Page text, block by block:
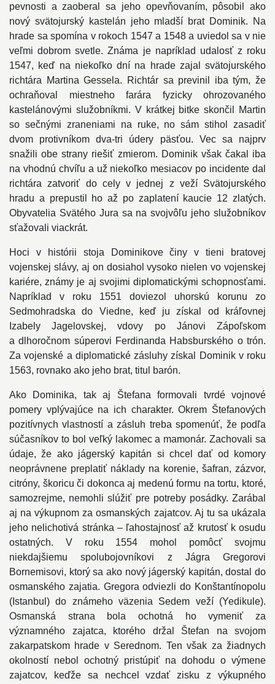
pevnosti a zaoberal sa jeho opevňovaním, pôsobil ako
nový svätojurský kastelán jeho mladší brat Dominik. Na
hrade sa spomína v rokoch 1547 a 1548 a uviedol sa v nie
veľmi dobrom svetle. Známa je napríklad udalosť z roku
1547, keď na niekoľko dní na hrade zajal svätojurského
richtára Martina Gessela. Richtár sa previnil iba tým, že
ochraňoval miestneho farára fyzicky ohrozovaného
kastelánovými služobníkmi. V krátkej bitke skončil Martin
so sečnými zraneniami na ruke, no sám stihol zasadiť
dvom protivníkom dva-tri údery päsťou. Vec sa najprv
snažili obe strany riešiť zmierom. Dominik však čakal iba
na vhodnú chvíľu a už niekoľko mesiacov po incidente dal
richtára zatvoriť do cely v jednej z veží Svätojurského
hradu a prepustil ho až po zaplatení kaucie 12 zlatých.
Obyvatelia Svätého Jura sa na svojvôľu jeho služobníkov
sťažovali viackrát.
Hoci v histórii stoja Dominikove činy v tieni bratovej
vojenskej slávy, aj on dosiahol vysoko nielen vo vojenskej
kariére, známy je aj svojimi diplomatickými schopnosťami.
Napríklad v roku 1551 doviezol uhorskú korunu zo
Sedmohradska do Viedne, keď ju získal od kráľovnej
Izabely Jagelovskej, vdovy po Jánovi Zápoľskom
a dlhoročnom súperovi Ferdinanda Habsburského o trón.
Za vojenské a diplomatické zásluhy získal Dominik v roku
1563, rovnako ako jeho brat, titul barón.
Ako Dominika, tak aj Štefana formovali tvrdé vojnové
pomery vplývajúce na ich charakter. Okrem Štefanových
pozitívnych vlastností a zásluh treba spomenúť, že podľa
súčasníkov to bol veľký lakomec a mamonár. Zachovali sa
údaje, že ako jágerský kapitán si chcel dať od komory
neoprávnene preplatiť náklady na korenie, šafran, zázvor,
citróny, škoricu či dokonca aj medenú formu na tortu, ktoré,
samozrejme, nemohli slúžiť pre potreby posádky. Zarábal
aj na výkupnom za osmanských zajatcov. Aj tu sa ukázala
jeho nelichotivá stránka – ľahostajnosť až krutosť k osudu
ostatných. V roku 1554 mohol pomôcť svojmu
niekdajšiemu spolubojovníkovi z Jágra Gregorovi
Bornemisovi, ktorý sa ako nový jágerský kapitán, dostal do
osmanského zajatia. Gregora odviezli do Konštantínopolu
(Istanbul) do známeho väzenia Sedem veží (Yedikule).
Osmanská strana bola ochotná ho vymeniť za
významného zajatca, ktorého držal Štefan na svojom
zakarpatskom hrade v Serednom. Ten však za žiadnych
okolností nebol ochotný pristúpiť na dohodu o výmene
zajatcov, keďže sa nechcel vzdať zisku z výkupného